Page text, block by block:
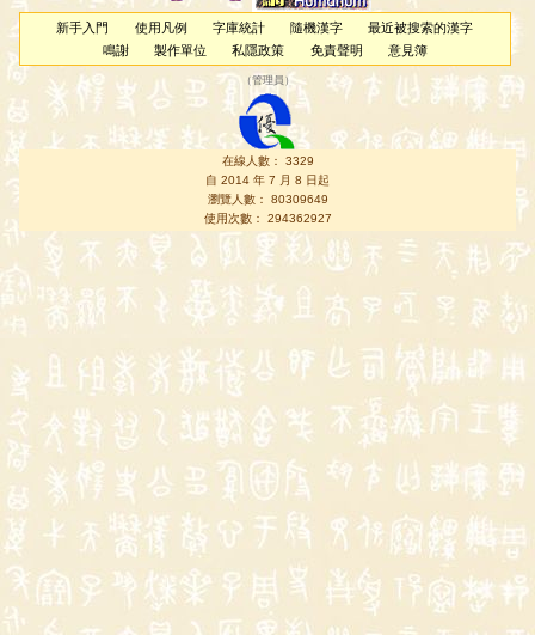
新手入門 使用凡例 字庫統計 隨機漢字
最近被搜索的漢字
鳴謝
製作單位 私隱政策 免責聲明 意見簿
（管理員 ）
在線人數： 3329
自 2014 年 7 月 8 日起
瀏覽人數： 80309649
使用次數： 294362927